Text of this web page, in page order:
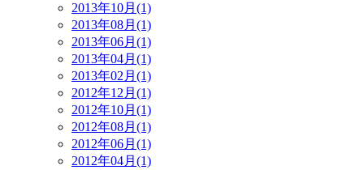
2013年10月(1)
2013年08月(1)
2013年06月(1)
2013年04月(1)
2013年02月(1)
2012年12月(1)
2012年10月(1)
2012年08月(1)
2012年06月(1)
2012年04月(1)